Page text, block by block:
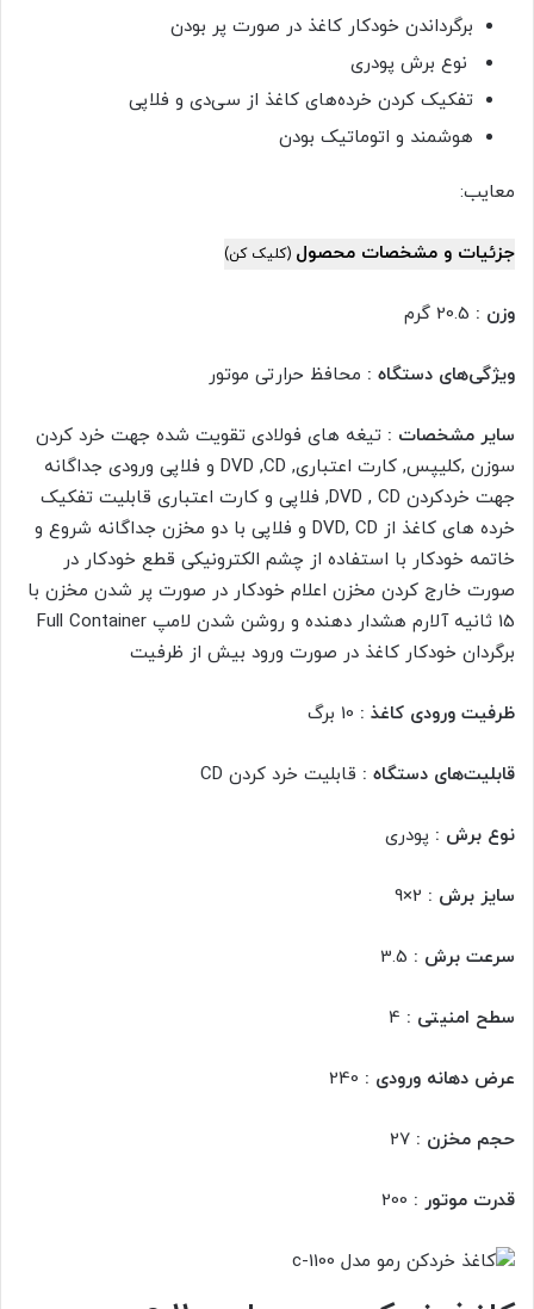
برگرداندن خودکار کاغذ در صورت پر بودن
نوع برش پودری
تفکیک کردن خرده‌های کاغذ از سی‌دی و فلاپی
هوشمند و اتوماتیک بودن
معایب:
جزئیات و مشخصات محصول (کلیک کن)
وزن :
ویژگی‌های دستگاه : محافظ حرارتی موتور
سایر مشخصات : تیغه های فولادی تقویت شده جهت خرد کردن
سوزن ,کلیپس, کارت اعتباری, DVD ,CD و فلاپی ورودی جداگانه
جهت خردکردن DVD , CD, فلاپی و کارت اعتباری قابلیت تفکیک
خرده های کاغذ از DVD, CD و فلاپی با دو مخزن جداگانه شروع و
خاتمه خودکار با استفاده از چشم الکترونیکی قطع خودکار در
صورت خارج کردن مخزن اعلام خودکار در صورت پر شدن مخزن با
15 ثانیه آلارم هشدار دهنده و روشن شدن لامپ Full Container
برگردان خودکار کاغذ در صورت ورود بیش از ظرفیت
ظرفیت ورودی کاغذ :
قابلیت‌های دستگاه : قابلیت خرد کردن CD
نوع برش : پودری
سایز برش :
سرعت برش :
سطح امنیتی :
عرض دهانه ورودی :
حجم مخزن :
قدرت موتور :